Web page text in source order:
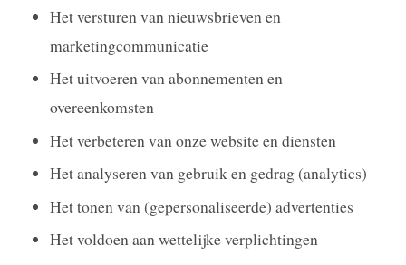
Het versturen van nieuwsbrieven en
marketingcommunicatie
Het uitvoeren van abonnementen en
overeenkomsten
Het verbeteren van onze website en diensten
Het analyseren van gebruik en gedrag (analytics)
Het tonen van (gepersonaliseerde) advertenties
Het voldoen aan wettelijke verplichtingen